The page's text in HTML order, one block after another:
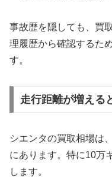
事故歴を隠しても、買
理履歴から確認するた
す。
走行距離が増える
シエンタの買取相場は
にあります。特に10万
します。